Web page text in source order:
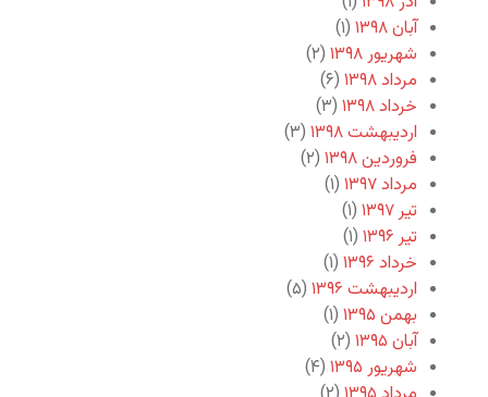
آبان ۱۳۹۸
(۱)
شهریور ۱۳۹۸
(۲)
مرداد ۱۳۹۸
(۶)
خرداد ۱۳۹۸
(۳)
اردیبهشت ۱۳۹۸
(۳)
فروردین ۱۳۹۸
(۲)
مرداد ۱۳۹۷
(۱)
تیر ۱۳۹۷
(۱)
تیر ۱۳۹۶
(۱)
خرداد ۱۳۹۶
(۱)
اردیبهشت ۱۳۹۶
(۵)
بهمن ۱۳۹۵
(۱)
آبان ۱۳۹۵
(۲)
شهریور ۱۳۹۵
(۴)